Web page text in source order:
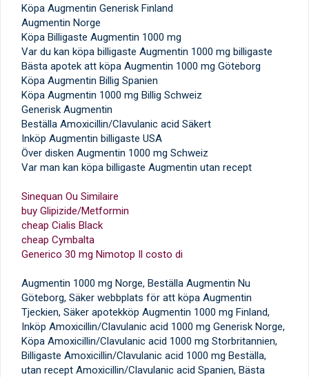
Köpa Augmentin Generisk Finland
Augmentin Norge
Köpa Billigaste Augmentin 1000 mg
Var du kan köpa billigaste Augmentin 1000 mg billigaste
Bästa apotek att köpa Augmentin 1000 mg Göteborg
Köpa Augmentin Billig Spanien
Köpa Augmentin 1000 mg Billig Schweiz
Generisk Augmentin
Beställa Amoxicillin/Clavulanic acid Säkert
Inköp Augmentin billigaste USA
Över disken Augmentin 1000 mg Schweiz
Var man kan köpa billigaste Augmentin utan recept
Sinequan Ou Similaire
buy Glipizide/Metformin
cheap Cialis Black
cheap Cymbalta
Generico 30 mg Nimotop Il costo di
Augmentin 1000 mg Norge, Beställa Augmentin Nu
Göteborg, Säker webbplats för att köpa Augmentin
Tjeckien, Säker apotekköp Augmentin 1000 mg Finland,
Inköp Amoxicillin/Clavulanic acid 1000 mg Generisk Norge,
Köpa Amoxicillin/Clavulanic acid 1000 mg Storbritannien,
Billigaste Amoxicillin/Clavulanic acid 1000 mg Beställa,
utan recept Amoxicillin/Clavulanic acid Spanien, Bästa